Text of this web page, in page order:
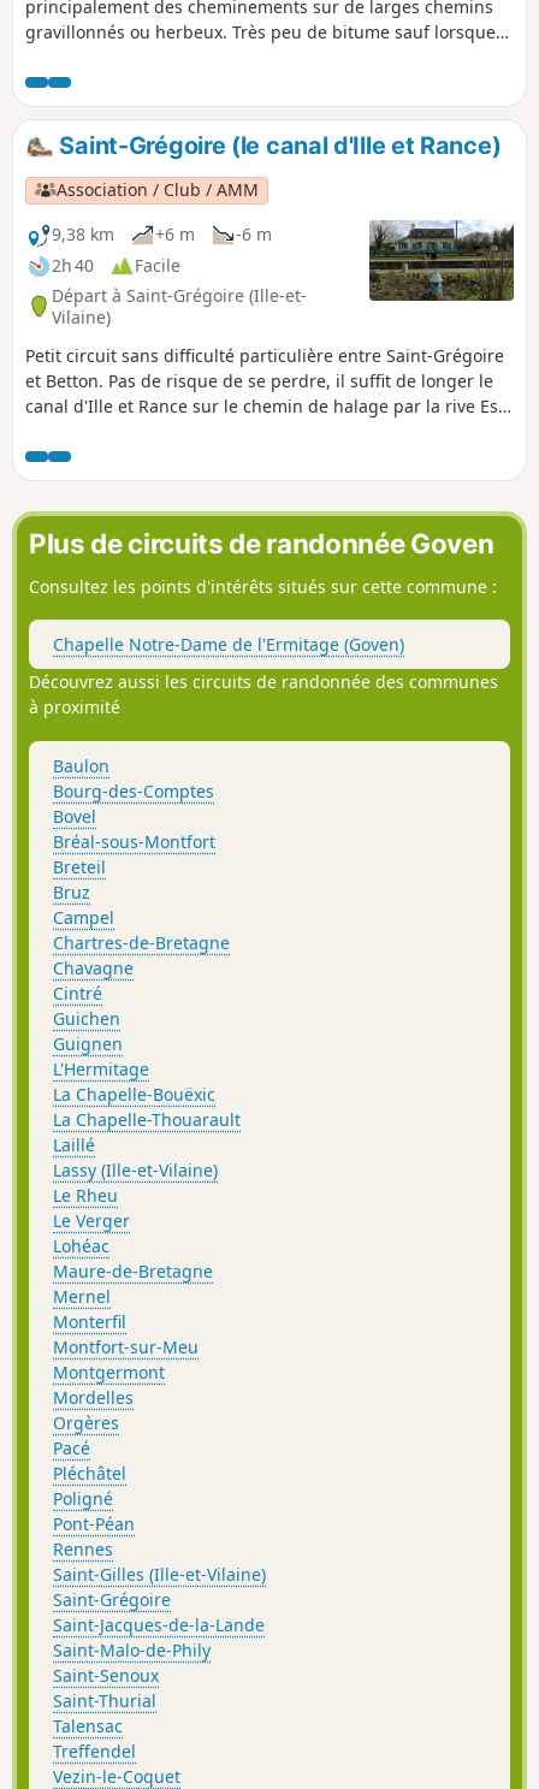
principalement des cheminements sur de larges chemins
gravillonnés ou herbeux. Très peu de bitume sauf lorsque
Saint-Grégoire (le canal d'Ille et Rance)
Association / Club / AMM
9,38 km
+6 m
-6 m
2h 40
Facile
Départ à Saint-Grégoire (Ille-et-
Vilaine)
Petit circuit sans difficulté particulière entre Saint-Grégoire
et Betton. Pas de risque de se perdre, il suffit de longer le
canal d'Ille et Rance sur le chemin de halage par la rive Est
Plus de circuits de randonnée Goven
Consultez les points d'intérêts situés sur cette commune :
Chapelle Notre-Dame de l'Ermitage (Goven)
Découvrez aussi les circuits de randonnée des communes
à proximité
Baulon
Bourg-des-Comptes
Bovel
Bréal-sous-Montfort
Breteil
Bruz
Campel
Chartres-de-Bretagne
Chavagne
Cintré
Guichen
Guignen
L'Hermitage
La Chapelle-Bouëxic
La Chapelle-Thouarault
Laillé
Lassy (Ille-et-Vilaine)
Le Rheu
Le Verger
Lohéac
Maure-de-Bretagne
Mernel
Monterfil
Montfort-sur-Meu
Montgermont
Mordelles
Orgères
Pacé
Pléchâtel
Poligné
Pont-Péan
Rennes
Saint-Gilles (Ille-et-Vilaine)
Saint-Grégoire
Saint-Jacques-de-la-Lande
Saint-Malo-de-Phily
Saint-Senoux
Saint-Thurial
Talensac
Treffendel
Vezin-le-Coquet